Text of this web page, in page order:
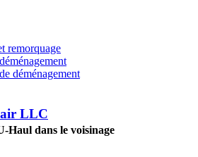
remorquage
déménagement
LLC
Haul dans le voisinage